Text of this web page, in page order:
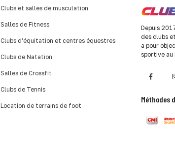
Clubs et salles de musculation
Salles de Fitness
Clubs d'équitation et centres équestres
Clubs de Natation
Salles de Crossfit
Clubs de Tennis
Location de terrains de foot
Depuis
des clubs
a pour
sportive au
Méthodes